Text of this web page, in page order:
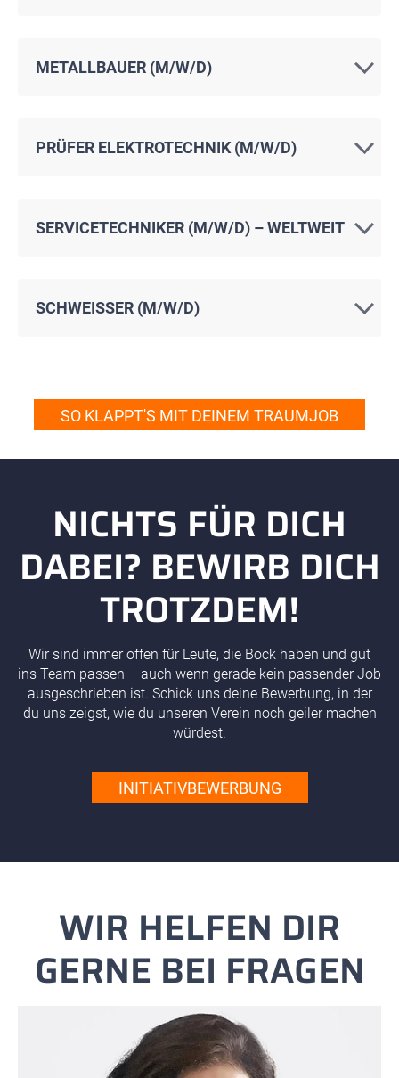
METALLBAUER (M/W/D)
PRÜFER ELEKTROTECHNIK (M/W/D)
SERVICETECHNIKER (M/W/D) – WELTWEIT
SCHWEISSER (M/W/D)
SO KLAPPT'S MIT DEINEM TRAUMJOB
NICHTS FÜR DICH
DABEI? BEWIRB DICH
TROTZDEM!
Wir sind immer offen für Leute, die Bock haben und gut
ins Team passen – auch wenn gerade kein passender Job
ausgeschrieben ist. Schick uns deine Bewerbung, in der
du uns zeigst, wie du unseren Verein noch geiler machen
würdest.
INITIATIVBEWERBUNG
WIR HELFEN DIR
GERNE BEI FRAGEN